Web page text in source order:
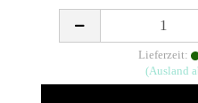
Lieferzeit:
(Ausland